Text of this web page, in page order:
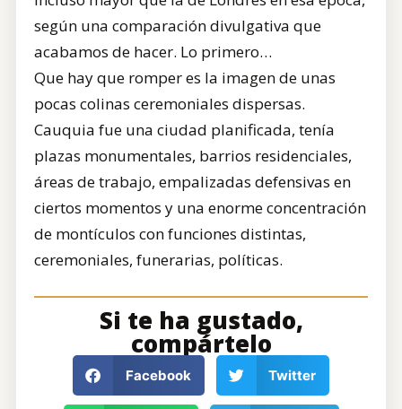
según una comparación divulgativa que
acabamos de hacer. Lo primero…
Que hay que romper es la imagen de unas
pocas colinas ceremoniales dispersas.
Cauquia fue una ciudad planificada, tenía
plazas monumentales, barrios residenciales,
áreas de trabajo, empalizadas defensivas en
ciertos momentos y una enorme concentración
de montículos con funciones distintas,
ceremoniales, funerarias, políticas.
Si te ha gustado,
compártelo
Facebook Twitter